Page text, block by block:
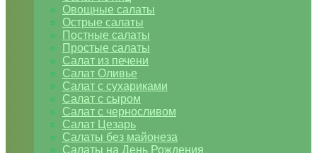
Овощные салаты
Острые салаты
Постные салаты
Простые салаты
Салат из печени
Салат Оливье
Салат с сухариками
Салат с сыром
Салат с черносливом
Салат Цезарь
Салаты без майонеза
Салаты на День Рождения